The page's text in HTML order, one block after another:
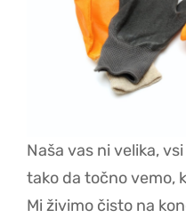
Naša vas ni velika,
tako da točno vemo,
Mi živimo čisto na